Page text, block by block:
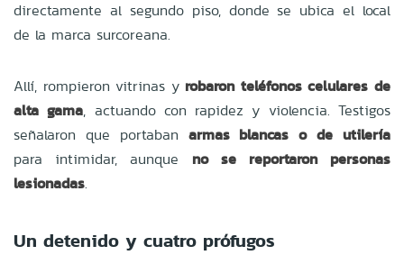
directamente al segundo piso, donde se ubica el local
de la marca surcoreana.
Allí, rompieron vitrinas y robaron teléfonos celulares de
alta gama, actuando con rapidez y violencia. Testigos
señalaron que portaban armas blancas o de utilería
para intimidar, aunque no se reportaron personas
lesionadas.
Un detenido y cuatro prófugos